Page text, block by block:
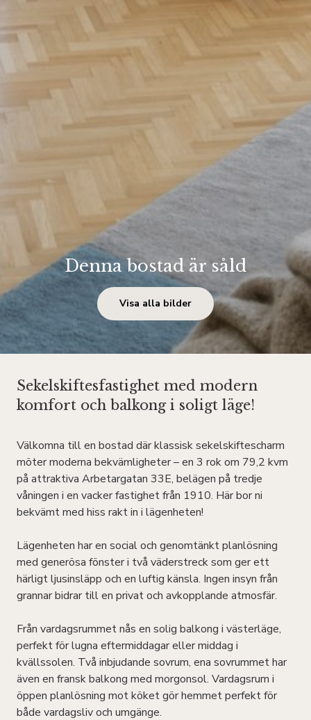
Denna bostad är såld
Visa alla bilder
Sekelskiftesfastighet med modern
komfort och balkong i soligt läge!
Välkomna till en bostad där klassisk sekelskiftescharm
möter moderna bekvämligheter – en 3 rok om 79,2 kvm
på attraktiva Arbetargatan 33E, belägen på tredje
våningen i en vacker fastighet från 1910. Här bor ni
bekvämt med hiss rakt in i lägenheten!
Lägenheten har en social och genomtänkt planlösning
med generösa fönster i två väderstreck som ger ett
härligt ljusinsläpp och en luftig känsla. Ingen insyn från
grannar bidrar till en privat och avkopplande atmosfär.
Från vardagsrummet nås en solig balkong i västerläge,
perfekt för lugna eftermiddagar eller middag i
kvällssolen. Två inbjudande sovrum, ena sovrummet har
även en fransk balkong med morgonsol. Vardagsrum i
öppen planlösning mot köket gör hemmet perfekt för
både vardagsliv och umgänge.